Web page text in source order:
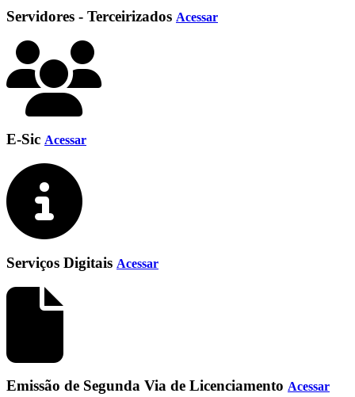
Servidores - Terceirizados Acessar
E-Sic Acessar
Serviços Digitais Acessar
Emissão de Segunda Via de Licenciamento Acessar